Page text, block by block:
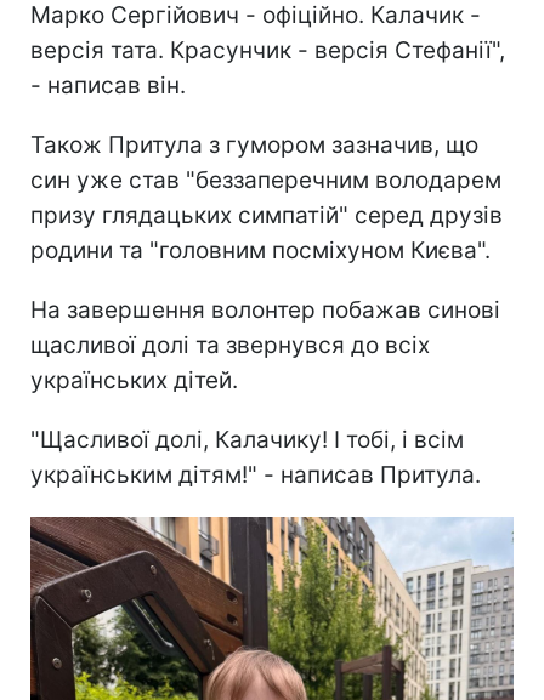
Марко Сергійович - офіційно. Калачик -
версія тата. Красунчик - версія Стефанії",
- написав він.
Також Притула з гумором зазначив, що
син уже став "беззаперечним володарем
призу глядацьких симпатій" серед друзів
родини та "головним посміхуном Києва".
На завершення волонтер побажав синові
щасливої долі та звернувся до всіх
українських дітей.
"Щасливої долі, Калачику! І тобі, і всім
українським дітям!" - написав Притула.